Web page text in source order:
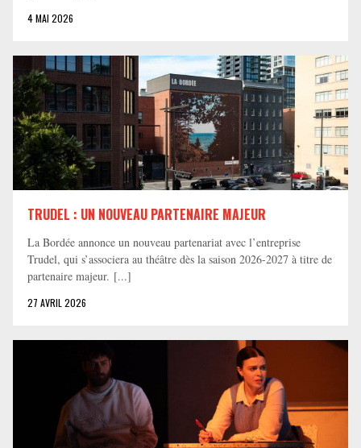
4 MAI 2026
TRUDEL : UN NOUVEAU PARTENAIRE MAJEUR
La Bordée annonce un nouveau partenariat avec l’entreprise
Trudel, qui s’associera au théâtre dès la saison 2026-2027 à titre de
partenaire majeur. [...]
27 AVRIL 2026